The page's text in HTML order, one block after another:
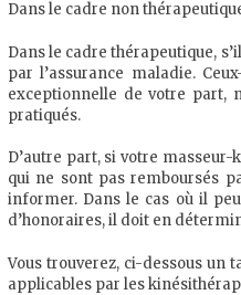
Dans le cadre non
Dans le cadre thérapeutique,
par l’assurance maladie.
exceptionnelle de votre part,
pratiqués.
D’autre part, si votre
qui ne sont pas remboursés
informer. Dans le cas où il
d’honoraires, il doit en
Vous trouverez, ci-dessous un
applicables par les